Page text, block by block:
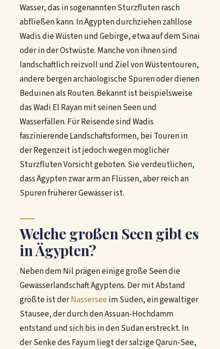
Wasser, das in sogenannten Sturzfluten rasch
abfließen kann. In Ägypten durchziehen zahllose
Wadis die Wüsten und Gebirge, etwa auf dem Sinai
oder in der Ostwüste. Manche von ihnen sind
landschaftlich reizvoll und Ziel von Wüstentouren,
andere bergen archäologische Spuren oder dienen
Beduinen als Routen. Bekannt ist beispielsweise
das Wadi El Rayan mit seinen Seen und
Wasserfällen. Für Reisende sind Wadis
faszinierende Landschaftsformen, bei Touren in
der Regenzeit ist jedoch wegen möglicher
Sturzfluten Vorsicht geboten. Sie verdeutlichen,
dass Ägypten zwar arm an Flüssen, aber reich an
Spuren früherer Gewässer ist.
Welche großen Seen gibt es
in Ägypten?
Neben dem Nil prägen einige große Seen die
Gewässerlandschaft Ägyptens. Der mit Abstand
größte ist derNassersee im Süden, ein gewaltiger
Stausee, der durch den Assuan-Hochdamm
entstand und sich bis in den Sudan erstreckt. In
der Senke des Fayum liegt der salzige Qarun-See,